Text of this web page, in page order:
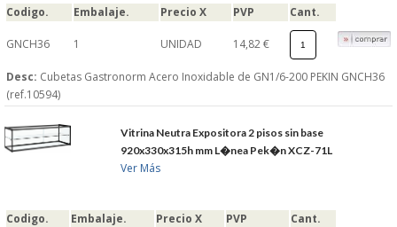
Codigo. Embalaje. Precio X PVP Cant.
GNCH36 1 UNIDAD 14,82 €
Desc: Cubetas Gastronorm Acero Inoxidable de GN1/6-200 PEKIN GNCH36
(ref.10594)
Vitrina Neutra Expositora 2 pisos sin base
920x330x315h mm L�nea Pek�n XCZ-71L
Ver Más
Codigo. Embalaje. Precio X PVP Cant.